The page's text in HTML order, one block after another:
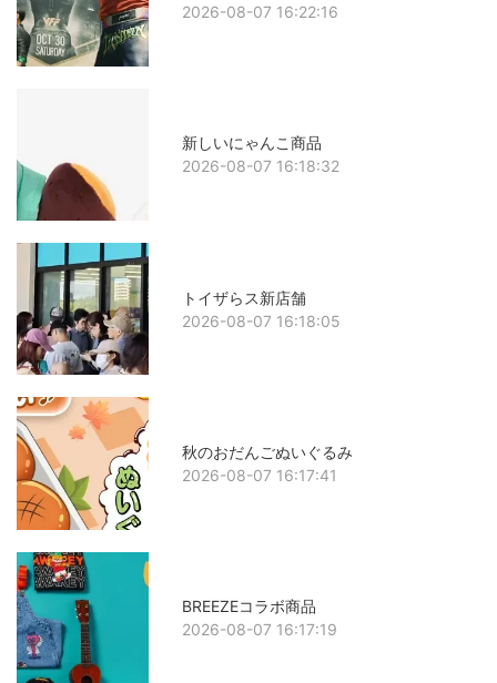
2026-08-07 16:22:16
新しいにゃんこ商品
2026-08-07 16:18:32
トイザらス新店舗
2026-08-07 16:18:05
秋のおだんごぬいぐるみ
2026-08-07 16:17:41
BREEZEコラボ商品
2026-08-07 16:17:19